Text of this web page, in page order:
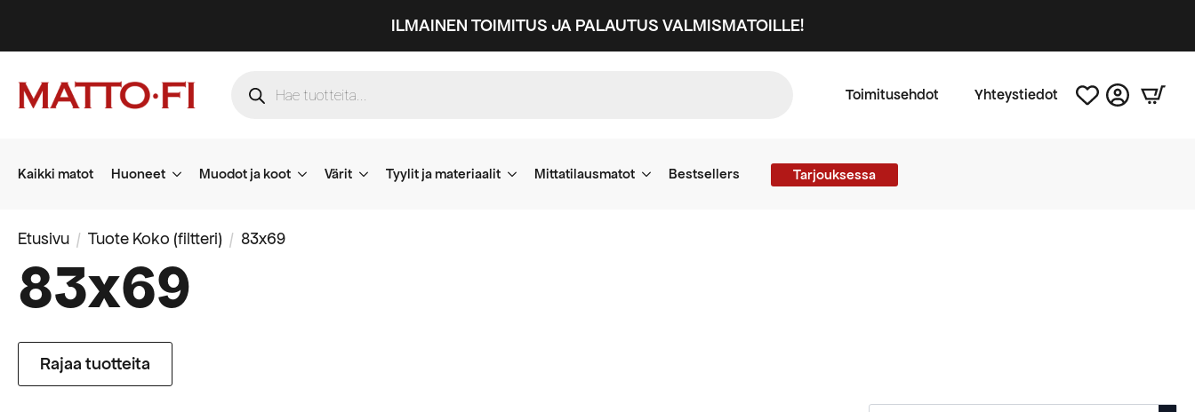
ILMAINEN TOIMITUS JA PALAUTUS VALMISMATOILLE!
search
Toimitusehdot Yhteystiedot
Kaikki matot Huoneet Muodot ja koot Värit Tyylit ja materiaalit Mittatilausmatot Bestsellers Tarjouksessa
Etusivu Tuote Koko (filtteri) 83x69
83x69
Rajaa tuotteita